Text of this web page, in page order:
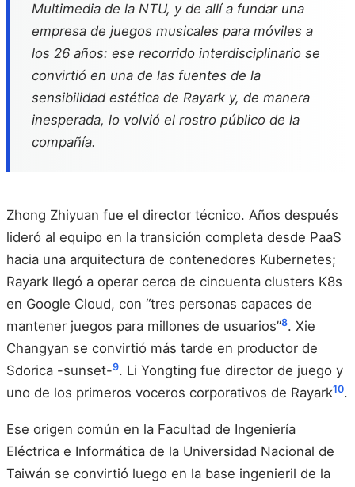
Multimedia de la NTU, y de allí a fundar una
empresa de juegos musicales para móviles a
los 26 años: ese recorrido interdisciplinario se
convirtió en una de las fuentes de la
sensibilidad estética de Rayark y, de manera
inesperada, lo volvió el rostro público de la
compañía.
Zhong Zhiyuan fue el director técnico. Años después
lideró al equipo en la transición completa desde PaaS
hacia una arquitectura de contenedores Kubernetes;
Rayark llegó a operar cerca de cincuenta clusters K8s
en Google Cloud, con “tres personas capaces de
mantener juegos para millones de usuarios”8. Xie
Changyan se convirtió más tarde en productor de
Sdorica -sunset-9. Li Yongting fue director de juego y
uno de los primeros voceros corporativos de Rayark10.
Ese origen común en la Facultad de Ingeniería
Eléctrica e Informática de la Universidad Nacional de
Taiwán se convirtió luego en la base ingenieril de la